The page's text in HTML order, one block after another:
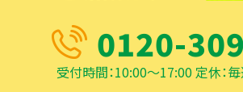
0120-
受付時間：10:00～17:00 定休：